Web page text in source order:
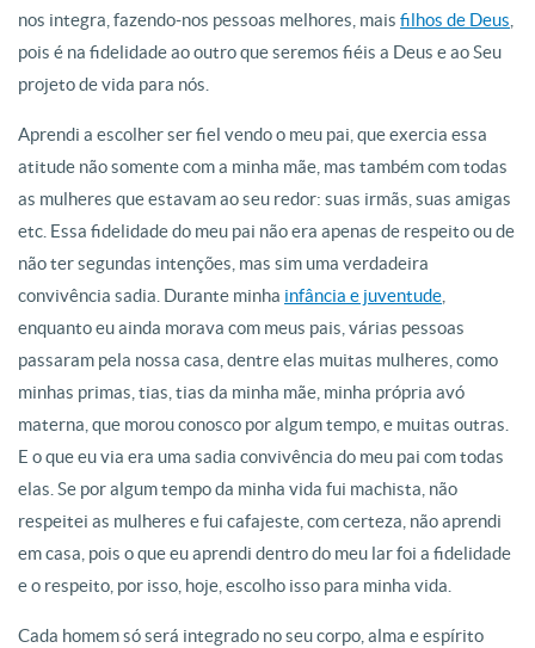
nos integra, fazendo-nos pessoas melhores, mais filhos de Deus
pois é na fidelidade ao outro que seremos fiéis a Deus e ao Seu
projeto de vida para nós.
Aprendi a escolher ser fiel vendo o meu pai, que exercia essa
atitude não somente com a minha mãe, mas também com todas
as mulheres que estavam ao seu redor: suas irmãs, suas amigas
etc. Essa fidelidade do meu pai não era apenas de respeito ou de
não ter segundas intenções, mas sim uma verdadeira
convivência sadia. Durante minha infância e juventude
enquanto eu ainda morava com meus pais, várias pessoas
passaram pela nossa casa, dentre elas muitas mulheres, como
minhas primas, tias, tias da minha mãe, minha própria avó
materna, que morou conosco por algum tempo, e muitas outras.
E o que eu via era uma sadia convivência do meu pai com todas
elas. Se por algum tempo da minha vida fui machista, não
respeitei as mulheres e fui cafajeste, com certeza, não aprendi
em casa, pois o que eu aprendi dentro do meu lar foi a fidelidade
e o respeito, por isso, hoje, escolho isso para minha vida.
Cada homem só será integrado no seu corpo, alma e espírito